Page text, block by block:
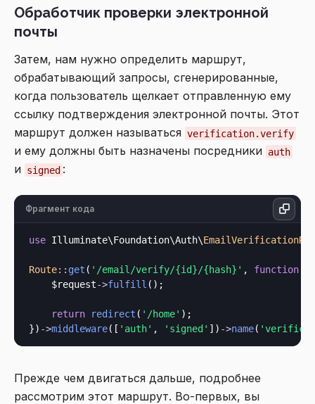
Обработчик проверки электронной
почты
Затем, нам нужно определить маршрут,
обрабатывающий запросы, сгенерированные,
когда пользователь щелкает отправленную ему
ссылку подтверждения электронной почты. Этот
маршрут должен называться verification.verify
и ему должны быть назначены посредники auth
и signed :
Фрагмент кода
use Illuminate\Foundation\Auth\
Route:: get ( '/email/verify/{id}/{hash}' , function
    $request
->fulfill ();
return redirect ( '/home' );
}) ->middleware([ 'auth' , 'signed' ]) ->name(
Прежде чем двигаться дальше, подробнее
рассмотрим этот маршрут. Во-первых, вы